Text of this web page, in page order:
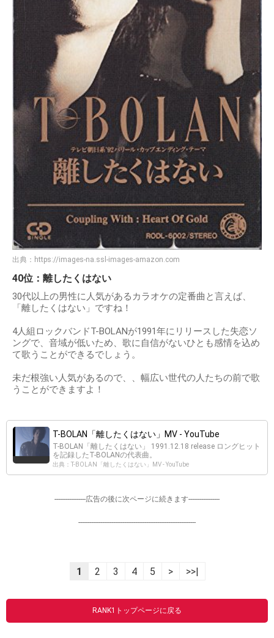
出典： https://images-na.ssl-images-amazon.com
40位：離したくはない
30代以上の男性に人気があるカラオケの定番曲と言えば、
「離したくはない」ですね！
4人組ロックバンドT-BOLANが1991年にリリースした失恋ソ
ングで、音域が低いため、歌に自信がないひとも感情を込め
て歌うことができるでしょう。
未だ根強い人気があるので、、幅広い世代の人たちの前で歌
うことができますよ！
T-BOLAN「離したくはない」MV - YouTube
T-BOLAN「離したくはない」 1991.12.18 release ロングヒット
を記録したT-BOLANの代表曲。
出典：T-BOLAN「離したくはない」MV - YouTube
-----------------広告の後に次ページに続きます-----------------
----------------------------------------------------------------
1 2 3 4 5 > >>|
RANK1トップページに戻る